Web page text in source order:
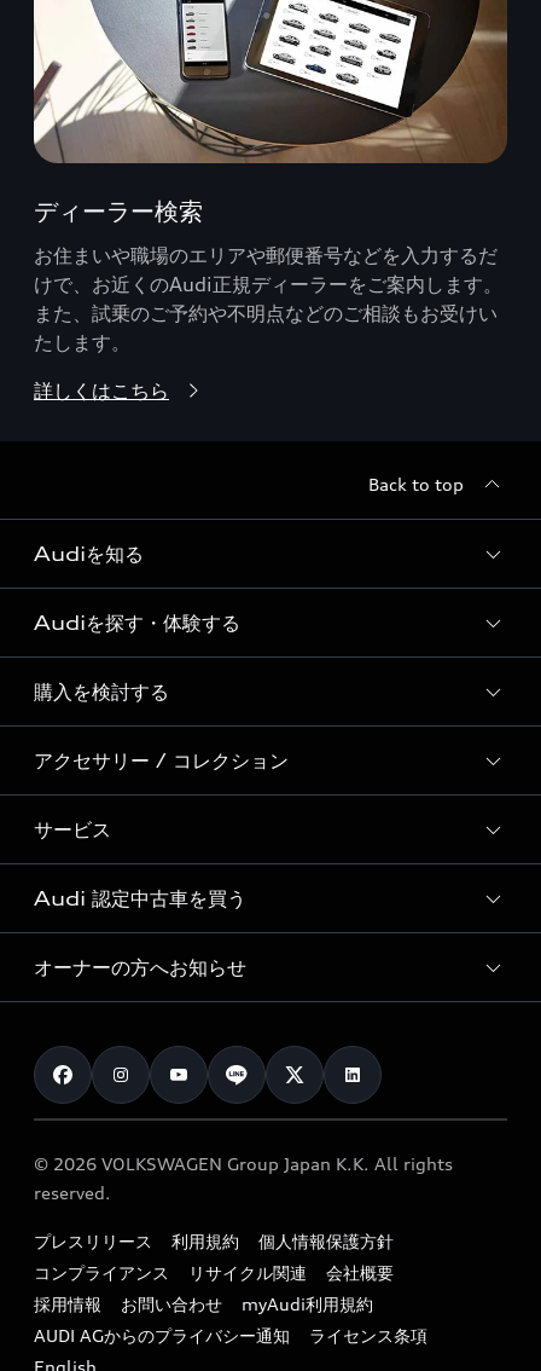
ディーラー検索
お住まいや職場のエリアや郵便番号などを入力するだ
けで、お近くのAudi正規ディーラーをご案内します。
また、試乗のご予約や不明点などのご相談もお受けい
たします。
詳しくはこちら
Back to top
Audiを知る
Audi ブランド
Story of Progress
Audi Sport
Formula 1®
デジタルサービス
Audiを探す・体験する
ディーラー検索
新車在庫検索
試乗車・展示車検索
見積り依頼
試乗予約
購入を検討する
モデル一覧
特別仕様モデル / 限定モデル
e-tronラインアップ
価格シミュレーション
車両比較
カタログ一覧
アクセサリー / コレクション
純正アクセサリー
オンラインショップ
Audi collection
アウディナビアプリ
サービス
サービス入庫予約
サービスプログラム
メンテナンス
車検 / 定期点検
e-tronアフターサポート
myAudi
Audi 認定中古車を買う
Audi認定中古車
クオリティ
保証
メンテナンス
ファイナンス
キャンペーン / イベント
買取査定
オーナーの方へお知らせ
お知らせ
オーナー様向けキャンペーン
特定整備適用車一覧
リサイクル法
よくある質問（FAQ）
© 2026 VOLKSWAGEN Group Japan K.K. All rights
reserved.
プレスリリース 利用規約
個人情報保護方針
コンプライアンス
リサイクル関連
会社概要
採用情報
お問い合わせ
myAudi利用規約
AUDI AGからのプライバシー通知
ライセンス条項
English